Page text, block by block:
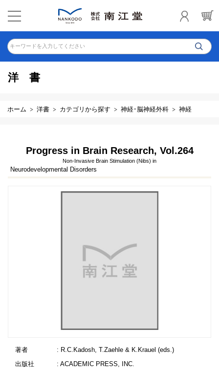
キーワードを入力してください
洋書
ホーム 洋書 カテゴリから探す 神経･脳神経外科 神経
Progress in Brain Research, Vol.264
Non-Invasive Brain Stimulation (Nibs) in
Neurodevelopmental Disorders
著者
: R.C.Kadosh, T.Zaehle & K.Krauel (eds.)
出版社
: ACADEMIC PRESS, INC.